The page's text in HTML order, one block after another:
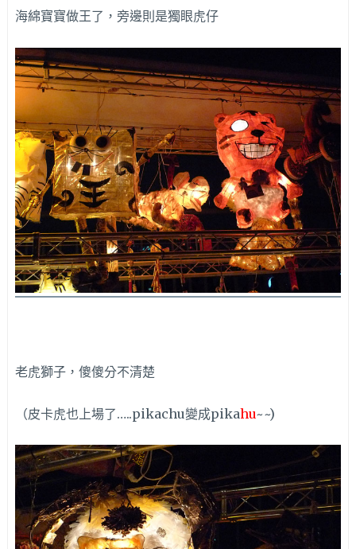
海綿寶寶做王了，旁邊則是獨眼虎仔
老虎獅子，傻傻分不清楚
（皮卡虎也上場了…..pikachu變成pikahu~~)